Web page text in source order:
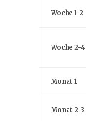
Woche 1-2
Woche 2-4
Monat 1
Monat 2-3